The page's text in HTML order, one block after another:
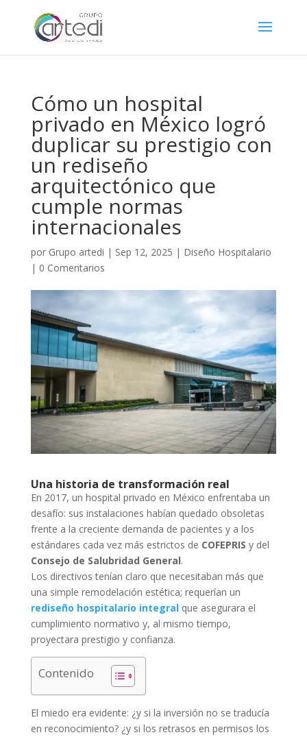
Cómo un hospital
privado en México logró
duplicar su prestigio con
un rediseño
arquitectónico que
cumple normas
internacionales
por Grupo artedi | Sep 12, 2025 | Diseño Hospitalario
| 0 Comentarios
Una historia de transformación real
En 2017, un hospital privado en México enfrentaba un
desafío: sus instalaciones habían quedado obsoletas
frente a la creciente demanda de pacientes y a los
estándares cada vez más estrictos de COFEPRIS y del
Consejo de Salubridad General.
Los directivos tenían claro que necesitaban más que
una simple remodelación estética; requerían un
rediseño hospitalario integralque asegurara el
cumplimiento normativo y, al mismo tiempo,
proyectara prestigio y confianza.
Contenido
El miedo era evidente: ¿y si la inversión no se traducía
en reconocimiento? ¿y si los retrasos en permisos los